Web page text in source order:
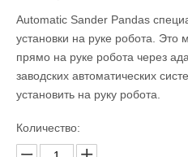
Automatic Sander Pandas
установки на руке робота. Это
прямо на руке робота через
заводских автоматических
установить на руку робота.
Количество: